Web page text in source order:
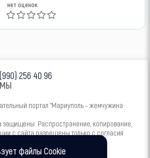
нет оценок
256 40 96
портал "Мариуполь - жемчужина
защищены. Распространение, копирование,
с сайта разрешены только с согласия
файлы Cookie